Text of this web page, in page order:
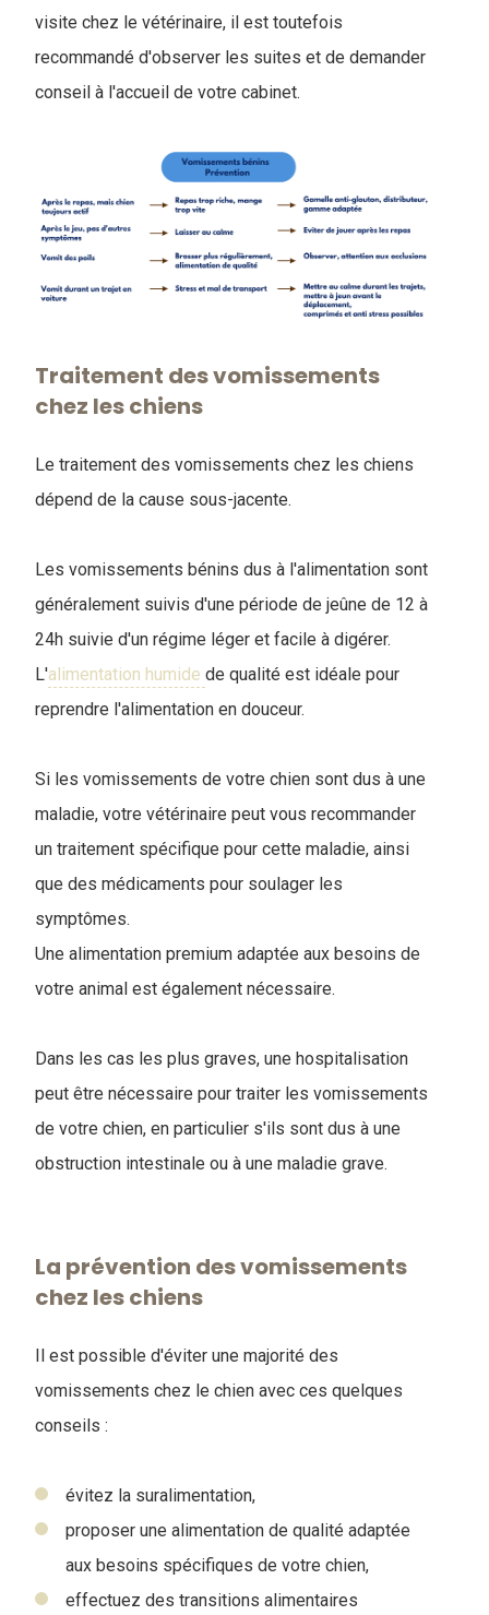
visite chez le vétérinaire, il est toutefois
recommandé d'observer les suites et de demander
conseil à l'accueil de votre cabinet.
Traitement des vomissements
chez les chiens
Le traitement des vomissements chez les chiens
dépend de la cause sous-jacente.
Les vomissements bénins dus à l'alimentation sont
généralement suivis d'une période de jeûne de 12 à
24h suivie d'un régime léger et facile à digérer.
L'alimentation humide de qualité est idéale pour
reprendre l'alimentation en douceur.
Si les vomissements de votre chien sont dus à une
maladie, votre vétérinaire peut vous recommander
un traitement spécifique pour cette maladie, ainsi
que des médicaments pour soulager les
symptômes.
Une alimentation premium adaptée aux besoins de
votre animal est également nécessaire.
Dans les cas les plus graves, une hospitalisation
peut être nécessaire pour traiter les vomissements
de votre chien, en particulier s'ils sont dus à une
obstruction intestinale ou à une maladie grave.
La prévention des vomissements
chez les chiens
Il est possible d'éviter une majorité des
vomissements chez le chien avec ces quelques
conseils :
évitez la suralimentation,
proposer une alimentation de qualité adaptée
aux besoins spécifiques de votre chien,
effectuez des transitions alimentaires